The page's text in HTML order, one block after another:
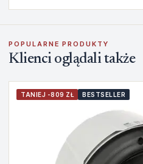
POPULARNE PRODUKTY
Klienci oglądali także
TANIEJ -809 ZŁ BESTSELLER